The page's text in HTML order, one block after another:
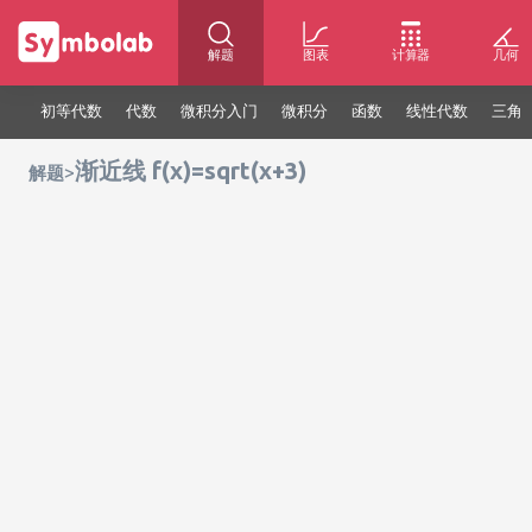
解题 图表 计算器 几何
初等代数 代数 微积分入门 微积分 函数 线性代数 三角
解题>渐近线 f(x)=sqrt(x+3)